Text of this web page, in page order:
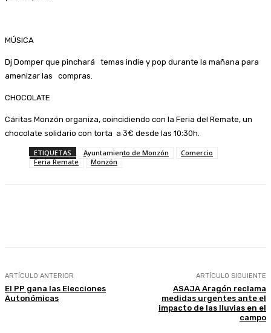
MÚSICA
Dj Domper que pinchará temas indie y pop durante la mañana para
amenizar las compras.
CHOCOLATE
Cáritas Monzón organiza, coincidiendo con la Feria del Remate, un
chocolate solidario con torta a 3€ desde las 10:30h.
ETIQUETAS Ayuntamiento de Monzón
Comercio
Feria Remate
Monzón
ARTÍCULO ANTERIOR
El PP gana las Elecciones
Autonómicas
ARTÍCULO SIGUIENTE
ASAJA Aragón reclama
medidas urgentes ante el
impacto de las lluvias en el
campo